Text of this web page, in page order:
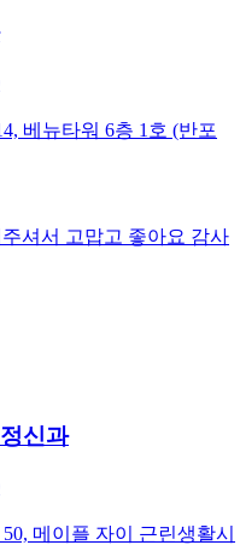
베뉴타워 6층 1호 (반포
셔서 고맙고 좋아요 감사
정신과
메이플 자이 근린생활시